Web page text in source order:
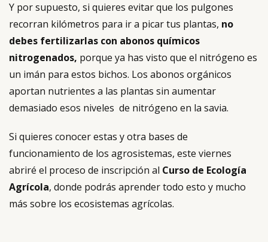
Y por supuesto, si quieres evitar que los pulgones
recorran kilómetros para ir a picar tus plantas, no
debes fertilizarlas con abonos químicos
nitrogenados, porque ya has visto que el nitrógeno es
un imán para estos bichos. Los abonos orgánicos
aportan nutrientes a las plantas sin aumentar
demasiado esos niveles de nitrógeno en la savia.
Si quieres conocer estas y otra bases de
funcionamiento de los agrosistemas, este viernes
abriré el proceso de inscripción al Curso de Ecología
Agrícola, donde podrás aprender todo esto y mucho
más sobre los ecosistemas agrícolas.